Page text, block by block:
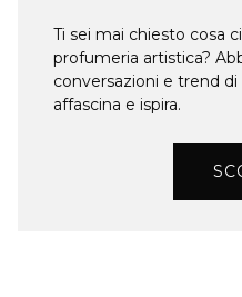
Ti sei mai chiesto cosa
profumeria artistica?
conversazioni e trend
affascina e ispira.